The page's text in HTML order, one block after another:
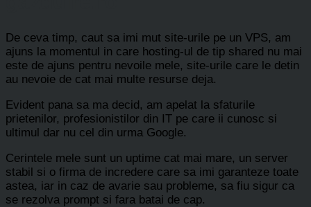
De ceva timp, caut sa imi mut site-urile pe un VPS, am
ajuns la momentul in care hosting-ul de tip shared nu mai
este de ajuns pentru nevoile mele, site-urile care le detin
au nevoie de cat mai multe resurse deja.
Evident pana sa ma decid, am apelat la sfaturile
prietenilor, profesionistilor din IT pe care ii cunosc si
ultimul dar nu cel din urma Google.
Cerintele mele sunt un uptime cat mai mare, un server
stabil si o firma de incredere care sa imi garanteze toate
astea, iar in caz de avarie sau probleme, sa fiu sigur ca
se rezolva prompt si fara batai de cap.